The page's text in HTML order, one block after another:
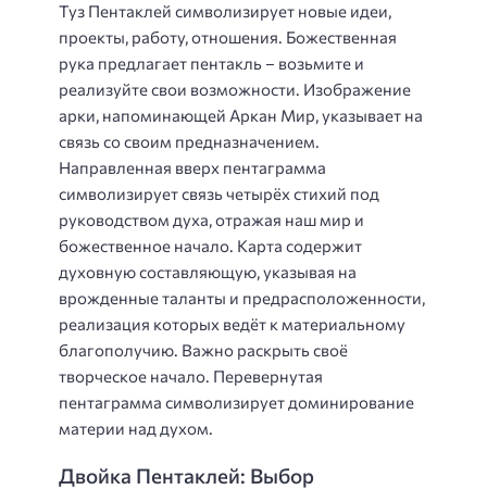
Туз Пентаклей символизирует новые идеи,
проекты, работу, отношения. Божественная
рука предлагает пентакль – возьмите и
реализуйте свои возможности. Изображение
арки, напоминающей Аркан Мир, указывает на
связь со своим предназначением.
Направленная вверх пентаграмма
символизирует связь четырёх стихий под
руководством духа, отражая наш мир и
божественное начало. Карта содержит
духовную составляющую, указывая на
врожденные таланты и предрасположенности,
реализация которых ведёт к материальному
благополучию. Важно раскрыть своё
творческое начало. Перевернутая
пентаграмма символизирует доминирование
материи над духом.
Двойка Пентаклей: Выбор